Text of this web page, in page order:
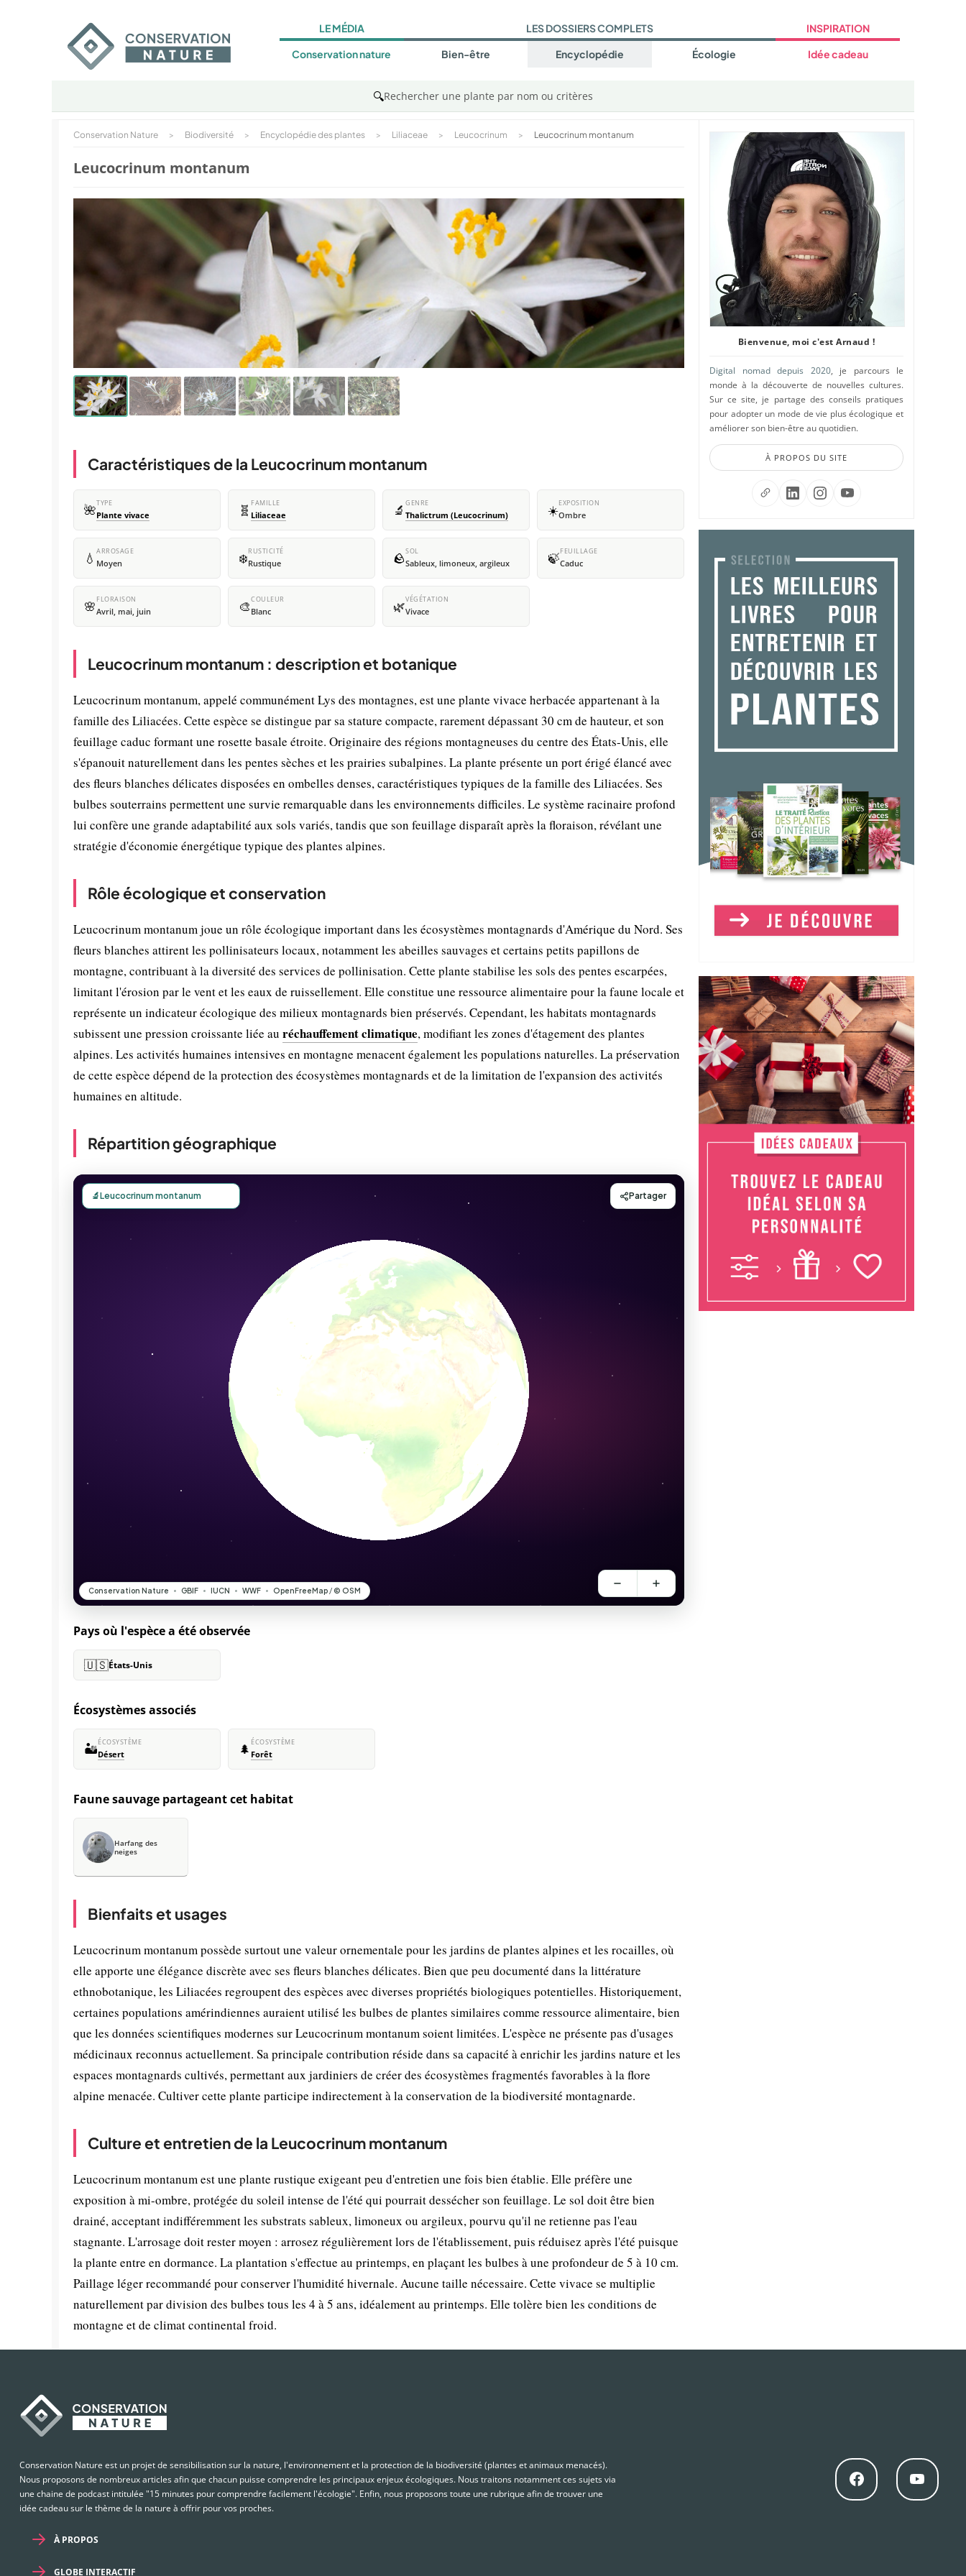
LE MÉDIA
Conservation nature
LES DOSSIERS COMPLETS
Bien-être Encyclopédie Écologie
INSPIRATION
Idée cadeau
🔍Rechercher une plante par nom ou critères
Conservation Nature > Biodiversité > Encyclopédie des plantes > Liliaceae > Leucocrinum > Leucocrinum montanum
Leucocrinum montanum
Caractéristiques de la Leucocrinum montanum
🌺TYPE
Plante vivace 🧬 FAMILLE
Liliaceae 🔬 GENRE
Thalictrum (Leucocrinum) ☀️EXPOSITION
Ombre
💧 ARROSAGE
Moyen ❄️RUSTICITÉ
Rustique 🪨SOL
Sableux, limoneux, argileux 🍃FEUILLAGE
Caduc
🌸 FLORAISON
Avril, mai, juin 🎨COULEUR
Blanc 🌿VÉGÉTATION
Vivace
Leucocrinum montanum : description et botanique
Leucocrinum montanum, appelé communément Lys des montagnes, est une plante vivace herbacée appartenant à la
famille des Liliacées. Cette espèce se distingue par sa stature compacte, rarement dépassant 30 cm de hauteur, et son
feuillage caduc formant une rosette basale étroite. Originaire des régions montagneuses du centre des États-Unis, elle
s'épanouit naturellement dans les pentes sèches et les prairies subalpines. La plante présente un port érigé élancé avec
des fleurs blanches délicates disposées en ombelles denses, caractéristiques typiques de la famille des Liliacées. Ses
bulbes souterrains permettent une survie remarquable dans les environnements difficiles. Le système racinaire profond
lui confère une grande adaptabilité aux sols variés, tandis que son feuillage disparaît après la floraison, révélant une
stratégie d'économie énergétique typique des plantes alpines.
Rôle écologique et conservation
Leucocrinum montanum joue un rôle écologique important dans les écosystèmes montagnards d'Amérique du Nord. Ses
fleurs blanches attirent les pollinisateurs locaux, notamment les abeilles sauvages et certains petits papillons de
montagne, contribuant à la diversité des services de pollinisation. Cette plante stabilise les sols des pentes escarpées,
limitant l'érosion par le vent et les eaux de ruissellement. Elle constitue une ressource alimentaire pour la faune locale et
représente un indicateur écologique des milieux montagnards bien préservés. Cependant, les habitats montagnards
subissent une pression croissante liée au réchauffement climatique, modifiant les zones d'étagement des plantes
alpines. Les activités humaines intensives en montagne menacent également les populations naturelles. La préservation
de cette espèce dépend de la protection des écosystèmes montagnards et de la limitation de l'expansion des activités
humaines en altitude.
Répartition géographique
Pays où l'espèce a été observée
🇺🇸États-Unis
Écosystèmes associés
🏜️ÉCOSYSTÈME
Désert 🌲 ÉCOSYSTÈME
Forêt
Faune sauvage partageant cet habitat
Harfang des
neiges
Bienfaits et usages
Leucocrinum montanum possède surtout une valeur ornementale pour les jardins de plantes alpines et les rocailles, où
elle apporte une élégance discrète avec ses fleurs blanches délicates. Bien que peu documenté dans la littérature
ethnobotanique, les Liliacées regroupent des espèces avec diverses propriétés biologiques potentielles. Historiquement,
certaines populations amérindiennes auraient utilisé les bulbes de plantes similaires comme ressource alimentaire, bien
que les données scientifiques modernes sur Leucocrinum montanum soient limitées. L'espèce ne présente pas d'usages
médicinaux reconnus actuellement. Sa principale contribution réside dans sa capacité à enrichir les jardins nature et les
espaces montagnards cultivés, permettant aux jardiniers de créer des écosystèmes fragmentés favorables à la flore
alpine menacée. Cultiver cette plante participe indirectement à la conservation de la biodiversité montagnarde.
Culture et entretien de la Leucocrinum montanum
Leucocrinum montanum est une plante rustique exigeant peu d'entretien une fois bien établie. Elle préfère une
exposition à mi-ombre, protégée du soleil intense de l'été qui pourrait dessécher son feuillage. Le sol doit être bien
drainé, acceptant indifféremment les substrats sableux, limoneux ou argileux, pourvu qu'il ne retienne pas l'eau
stagnante. L'arrosage doit rester moyen : arrosez régulièrement lors de l'établissement, puis réduisez après l'été puisque
la plante entre en dormance. La plantation s'effectue au printemps, en plaçant les bulbes à une profondeur de 5 à 10 cm.
Paillage léger recommandé pour conserver l'humidité hivernale. Aucune taille nécessaire. Cette vivace se multiplie
naturellement par division des bulbes tous les 4 à 5 ans, idéalement au printemps. Elle tolère bien les conditions de
montagne et de climat continental froid.
Bienvenue, moi c'est Arnaud !
Digital nomad depuis 2020, je parcours le
monde à la découverte de nouvelles cultures.
Sur ce site, je partage des conseils pratiques
pour adopter un mode de vie plus écologique et
améliorer son bien-être au quotidien.
À PROPOS DU SITE
Conservation Nature est un projet de sensibilisation sur la nature, l'environnement et la protection de la biodiversité (plantes et animaux menacés).
Nous proposons de nombreux articles afin que chacun puisse comprendre les principaux enjeux écologiques. Nous traitons notamment ces sujets via
une chaine de podcast intitulée "15 minutes pour comprendre facilement l'écologie". Enfin, nous proposons toute une rubrique afin de trouver une
idée cadeau sur le thème de la nature à offrir pour vos proches.
À PROPOS
GLOBE INTERACTIF